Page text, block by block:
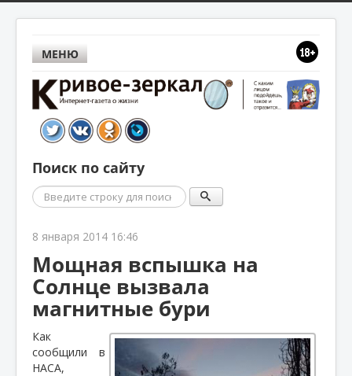
МЕНЮ
Поиск по сайту
Поиск
8 января 2014 16:46
Мощная вспышка на
Солнце вызвала
магнитные бури
Как
сообщили в
НАСА,